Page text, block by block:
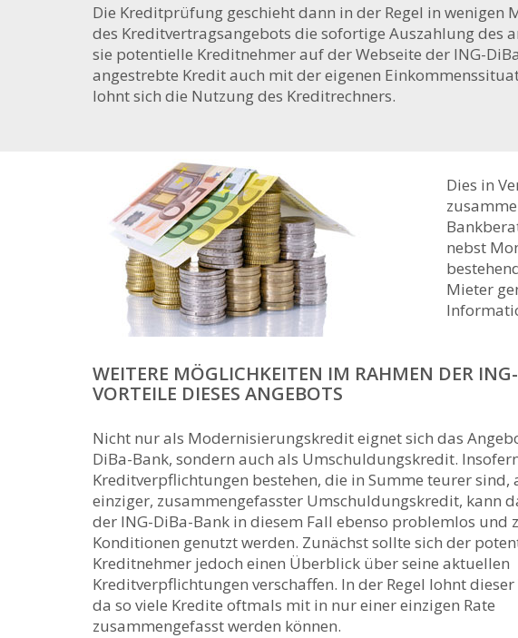
Die Kreditprüfung geschieht dann in der Regel in
des Kreditvertragsangebots die sofortige Auszahlung
sie potentielle Kreditnehmer auf der Webseite der ING-
angestrebte Kredit auch mit der eigenen
lohnt sich die Nutzung des Kreditrechners.
Dies in
nebst
Mieter
WEITERE MÖGLICHKEITEN IM RAHMEN DER
VORTEILE DIESES ANGEBOTS
Nicht nur als Modernisierungskredit eignet sich das
DiBa-Bank, sondern auch als Umschuldungskredit.
Kreditverpflichtungen bestehen, die in Summe teurer sind,
einziger, zusammengefasster Umschuldungskredit, kann
der ING-DiBa-Bank in diesem Fall ebenso problemlos und
Konditionen genutzt werden. Zunächst sollte sich der
Kreditnehmer jedoch einen Überblick über seine aktuellen
Kreditverpflichtungen verschaffen. In der Regel lohnt dieser
da so viele Kredite oftmals mit in nur einer einzigen Rate
zusammengefasst werden können.